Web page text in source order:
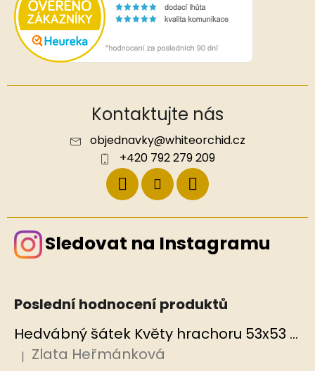
Kontaktujte nás
objednavky@whiteorchid.cz
+420 792 279 209
Sledovat na Instagramu
Poslední hodnocení produktů
Hedvábný šátek Květy hrachoru 53x53 cm v dárkovém balení, HEDVÁBNÝ SVĚT
Hodnocení produktu je 5 z 5 hvězdiček.
| Zlata Heřmánková